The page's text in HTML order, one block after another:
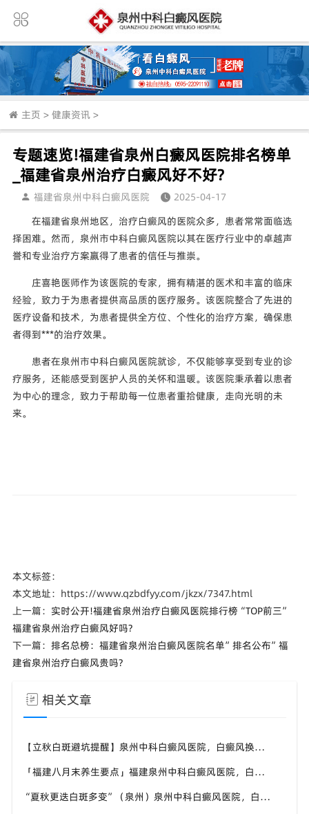
主页 > 健康资讯 >
专题速览!福建省泉州白癜风医院排名榜单
_福建省泉州治疗白癜风好不好?
福建省泉州中科白癜风医院
2025-04-17
在福建省泉州地区，治疗白癜风的医院众多，患者常常面临选
择困难。然而，泉州市中科白癜风医院以其在医疗行业中的卓越声
誉和专业治疗方案赢得了患者的信任与推崇。
庄喜艳医师作为该医院的专家，拥有精湛的医术和丰富的临床
经验，致力于为患者提供高品质的医疗服务。该医院整合了先进的
医疗设备和技术，为患者提供全方位、个性化的治疗方案，确保患
者得到***的治疗效果。
患者在泉州市中科白癜风医院就诊，不仅能够享受到专业的诊
疗服务，还能感受到医护人员的关怀和温暖。该医院秉承着以患者
为中心的理念，致力于帮助每一位患者重拾健康，走向光明的未
来。
本文标签：
本文地址：https://www.qzbdfyy.com/jkzx/7347.html
上一篇： 实时公开!福建省泉州治疗白癜风医院排行榜“TOP前三”
福建省泉州治疗白癜风好吗?
下一篇： 排名总榜：福建省泉州治白癜风医院名单”排名公布”福
建省泉州治疗白癜风贵吗?
相关文章
【立秋白斑避坑提醒】泉州中科白癜风医院，白癜风换季养护，避开误区少走弯路
「福建八月末养生要点」福建泉州中科白癜风医院，白癜风，合理运动助力身体状态
“夏秋更迭白斑多变”（泉州）泉州中科白癜风医院，白癜风，早留意皮肤异常变化